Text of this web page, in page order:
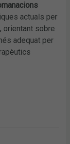
actuals per
orientant sobre
adequat per